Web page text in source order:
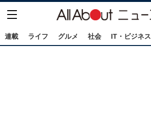
連載 ライフ グルメ 社会 IT・ビジネス